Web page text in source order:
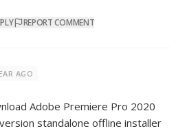
REPORT COMMENT
AGO
Adobe Premiere Pro 2020
standalone offline installer